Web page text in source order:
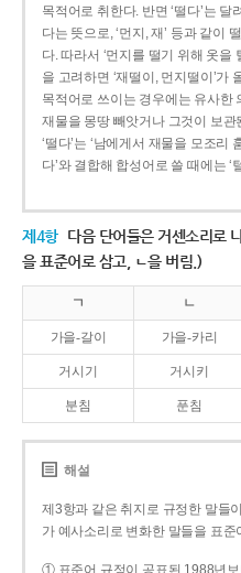
목적어로 취한다. 반면 ‘떨다’는
다는 뜻으로, ‘먼지, 재’ 등과 같이
다. 따라서 ‘먼지를 떨기 위해 옷을
을 고려하면 ‘재떨이, 먼지떨이’가
목적어로 쓰이는 경우에는 유사한
재물을 몽땅 빼앗거나 그것이 보관
‘떨다’는 ‘남에게서 재물을 모조리
다’와 결합해 합성어로 쓸 때에는 ‘
제4항 다음 단어들은 거센소리로
을 표준어로 삼고, ㄴ을 버림.)
ㄱ ㄴ
가을-갈이 가을-카리
거시기 거시키
분침 푼침
해설
제3항과 같은 취지로 규정한 말들
가 예사소리로 변화한 말들을 표준
① 표준어 규정이 공표된 1988년